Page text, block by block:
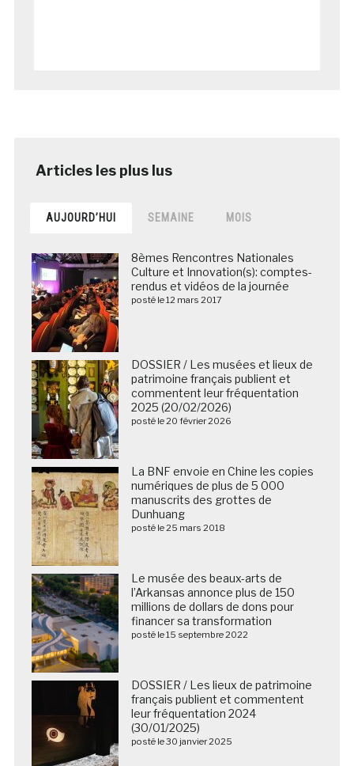
AUJOURD’HUI SEMAINE MOIS
8èmes Rencontres Nationales
Culture et Innovation(s): comptes-
rendus et vidéos de la journée
posté le 12 mars 2017
DOSSIER / Les musées et lieux de
patrimoine français publient et
commentent leur fréquentation
2025 (20/02/2026)
posté le 20 février 2026
La BNF envoie en Chine les copies
numériques de plus de 5 000
manuscrits des grottes de
Dunhuang
posté le 25 mars 2018
Le musée des beaux-arts de
l’Arkansas annonce plus de 150
millions de dollars de dons pour
financer sa transformation
posté le 15 septembre 2022
DOSSIER / Les lieux de patrimoine
français publient et commentent
leur fréquentation 2024
(30/01/2025)
posté le 30 janvier 2025